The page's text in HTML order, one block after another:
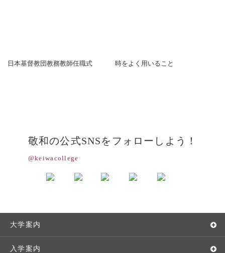
日本基督教団教務教師任職式 時をよく用いること
敬和の公式SNSをフォローしよう！
@keiwacollege
大学案内
敬和学園大学とは
入学案内